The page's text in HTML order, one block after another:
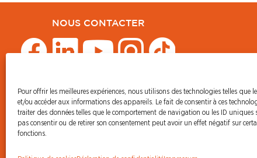
Pour offrir les meilleures expériences, nous utilisons des technologies telles que
et/ou accéder aux informations des appareils. Le fait de consentir à ces
traiter des données telles que le comportement de navigation ou les ID uniques
pas consentir ou de retirer son consentement peut avoir un effet négatif sur
fonctions.
NOUS CONTACTER
© CFDT Orange
47 AVENUE SIMON BOLIVAR
75950 PARIS CEDEX 19